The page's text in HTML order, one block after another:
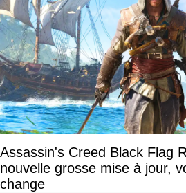
Assassin's Creed Black Flag
nouvelle grosse mise à jour,
change